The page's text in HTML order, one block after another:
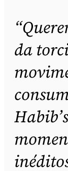
da